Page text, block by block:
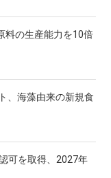
料の生産能力を10倍
、海藻由来の新規食
可を取得、2027年